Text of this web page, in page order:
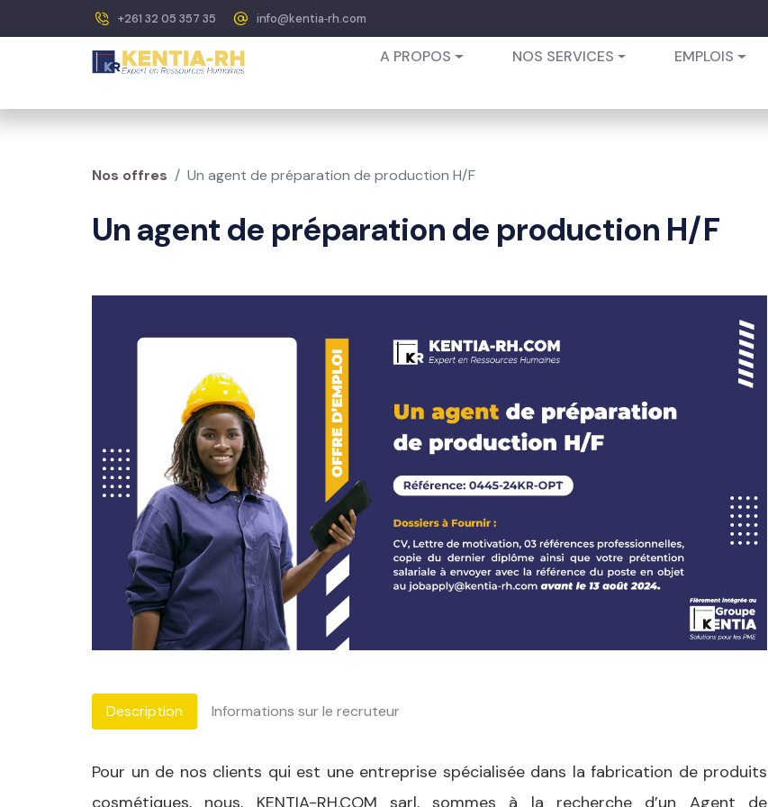
+261 32 05 357 35 info@kentia‐rh.com
A PROPOS NOS SERVICES EMPLOIS
Nos offres Un agent de préparation de production H/F
Un agent de préparation de production H/F
Description Informations sur le recruteur
Pour un de nos clients qui est une entreprise spécialisée dans la fabrication de produits
cosmétiques, nous, KENTIA-RH.COM sarl, sommes à la recherche d’un Agent de